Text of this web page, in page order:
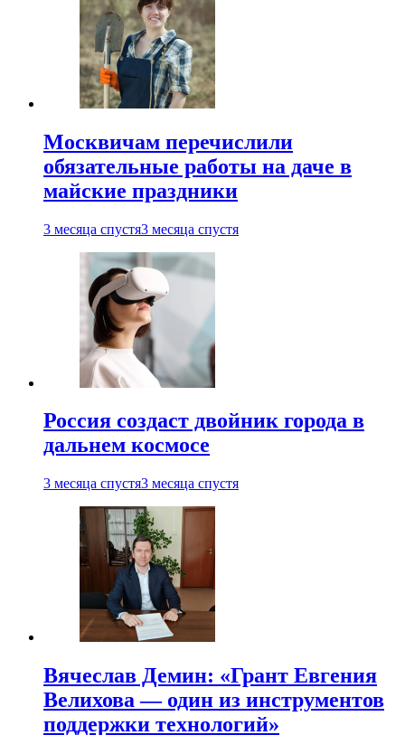
Москвичам перечислили
обязательные работы на даче в
майские праздники
3 месяца спустя3 месяца спустя
Россия создаст двойник города в
дальнем космосе
3 месяца спустя3 месяца спустя
Вячеслав Демин: «Грант Евгения
Велихова — один из инструментов
поддержки технологий»